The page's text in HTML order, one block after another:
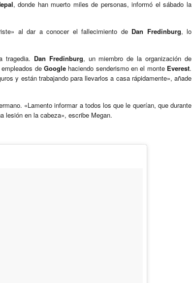
, donde han muerto miles de personas, informó el sábado la
al dar a conocer el fallecimiento de Dan Fredinburg, lo
tragedia. Dan Fredinburg, un miembro de la organización de
de Google haciendo senderismo en el monte Everest.
y están trabajando para llevarlos a casa rápidamente», añade
«Lamento informar a todos los que le querían, que durante
lesión en la cabeza», escribe Megan.